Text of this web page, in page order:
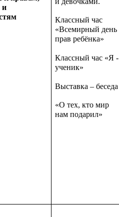
и
Классный час
«Всемирный день
прав ребёнка»
Классный час «Я -
ученик»
Выставка – беседа
«О тех, кто мир
нам подарил»